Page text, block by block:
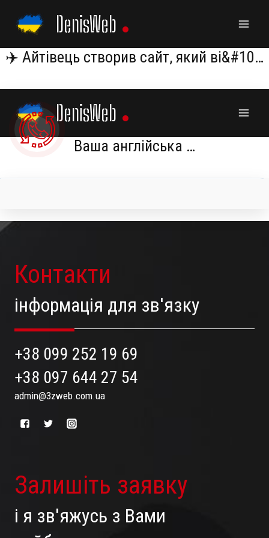
content
DenisWeb
✈️ Айтівець створив сайт, який ві&#10…
Контакти
інформація для зв'язку
+38 099 252 19 69
+38 097 644 27 54
admin@3zweb.com.ua
Залишіть заявку
і я зв'яжусь з Вами